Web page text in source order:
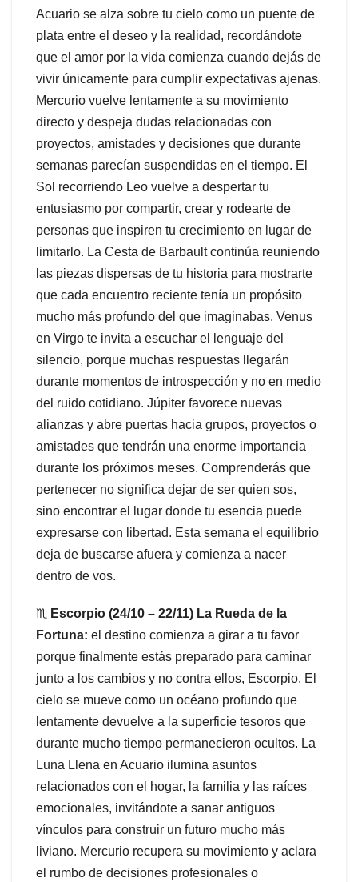
Acuario se alza sobre tu cielo como un puente de
plata entre el deseo y la realidad, recordándote
que el amor por la vida comienza cuando dejás de
vivir únicamente para cumplir expectativas ajenas.
Mercurio vuelve lentamente a su movimiento
directo y despeja dudas relacionadas con
proyectos, amistades y decisiones que durante
semanas parecían suspendidas en el tiempo. El
Sol recorriendo Leo vuelve a despertar tu
entusiasmo por compartir, crear y rodearte de
personas que inspiren tu crecimiento en lugar de
limitarlo. La Cesta de Barbault continúa reuniendo
las piezas dispersas de tu historia para mostrarte
que cada encuentro reciente tenía un propósito
mucho más profundo del que imaginabas. Venus
en Virgo te invita a escuchar el lenguaje del
silencio, porque muchas respuestas llegarán
durante momentos de introspección y no en medio
del ruido cotidiano. Júpiter favorece nuevas
alianzas y abre puertas hacia grupos, proyectos o
amistades que tendrán una enorme importancia
durante los próximos meses. Comprenderás que
pertenecer no significa dejar de ser quien sos,
sino encontrar el lugar donde tu esencia puede
expresarse con libertad. Esta semana el equilibrio
deja de buscarse afuera y comienza a nacer
dentro de vos.
♏
Escorpio (24/10 – 22/11) La Rueda de la
Fortuna: el destino comienza a girar a tu favor
porque finalmente estás preparado para caminar
junto a los cambios y no contra ellos, Escorpio. El
cielo se mueve como un océano profundo que
lentamente devuelve a la superficie tesoros que
durante mucho tiempo permanecieron ocultos. La
Luna Llena en Acuario ilumina asuntos
relacionados con el hogar, la familia y las raíces
emocionales, invitándote a sanar antiguos
vínculos para construir un futuro mucho más
liviano. Mercurio recupera su movimiento y aclara
el rumbo de decisiones profesionales o